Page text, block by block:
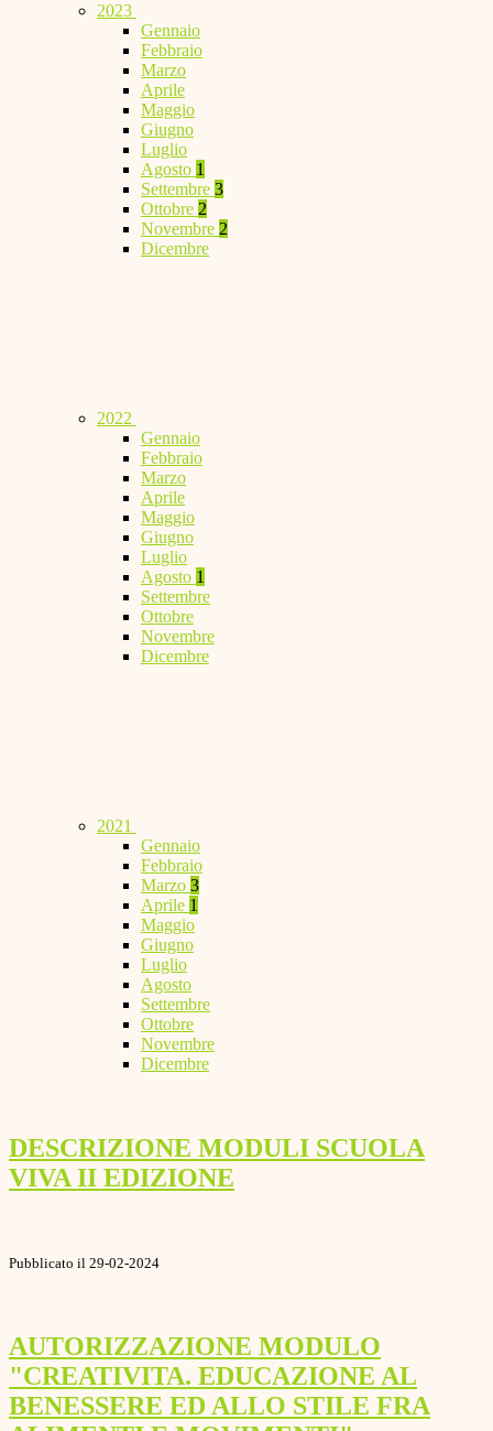
2023
Gennaio
Febbraio
Marzo
Aprile
Maggio
Giugno
Luglio
Agosto 1
Settembre 3
Ottobre 2
Novembre 2
Dicembre
2022
Gennaio
Febbraio
Marzo
Aprile
Maggio
Giugno
Luglio
Agosto 1
Settembre
Ottobre
Novembre
Dicembre
2021
Gennaio
Febbraio
Marzo 3
Aprile 1
Maggio
Giugno
Luglio
Agosto
Settembre
Ottobre
Novembre
Dicembre
DESCRIZIONE MODULI SCUOLA
VIVA II EDIZIONE
Pubblicato il 29-02-2024
AUTORIZZAZIONE MODULO
"CREATIVITA. EDUCAZIONE AL
BENESSERE ED ALLO STILE FRA